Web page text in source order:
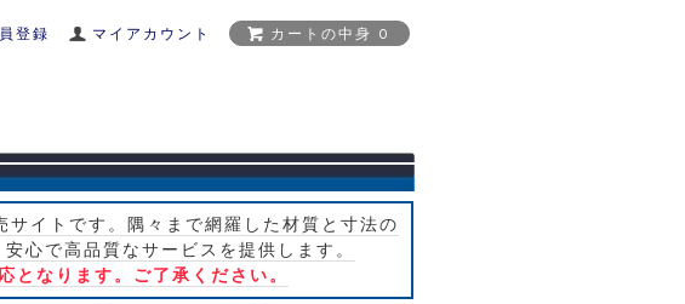
登録 マイアカウント カートの中身 0
イトです。隅々まで網羅した材質と寸法の
心で高品質なサービスを提供します。
なります。ご了承ください。